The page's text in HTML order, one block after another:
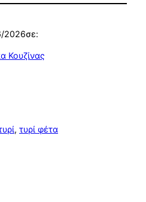
2026σε:
Κουζίνας
, τυρί φέτα